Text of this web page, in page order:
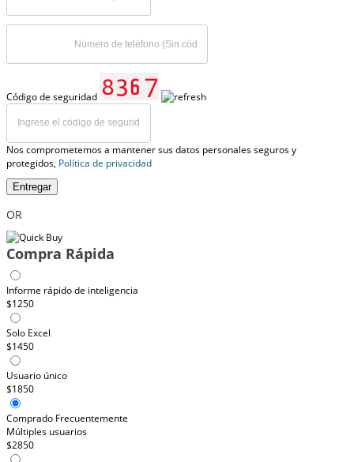
Código de seguridad
Nos comprometemos a mantener sus datos personales seguros y
protegidos, Política de privacidad
Entregar
OR
Compra Rápida
Informe rápido de inteligencia
$1250
Solo Excel
$1450
Usuario único
$1850
Comprado Frecuentemente
Múltiples usuarios
$2850